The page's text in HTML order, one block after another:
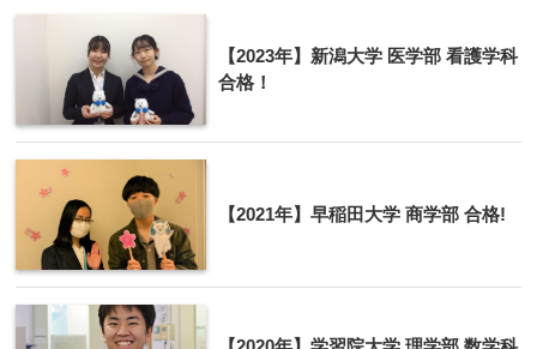
【2023年】新潟大学 医学部 看護学科
合格！
【2021年】早稲田大学 商学部 合格!